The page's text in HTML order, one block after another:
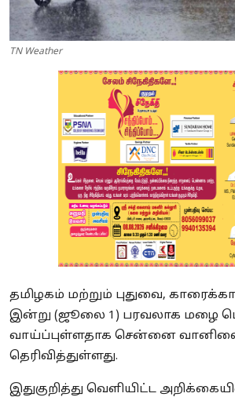
TN Weather
தமிழகம் மற்றும் புதுவை,
இன்று (ஜூலை 1) பரவலாக மழை
வாய்ப்புள்ளதாக சென்னை
தெரிவித்துள்ளது.
இதுகுறித்து வெளியிட்ட